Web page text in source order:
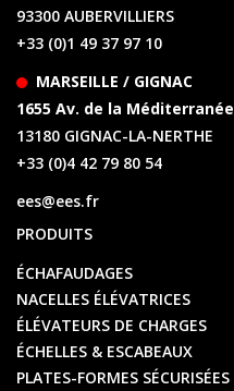
93300 AUBERVILLIERS
+33 (0)1 49 37 97 10
MARSEILLE / GIGNAC
1655 Av. de la Méditerranée
13180 GIGNAC-LA-NERTHE
+33 (0)4 42 79 80 54
ees@ees.fr
PRODUITS
ÉCHAFAUDAGES
NACELLES ÉLÉVATRICES
ÉLÉVATEURS DE CHARGES
ÉCHELLES & ESCABEAUX
PLATES-FORMES SÉCURISÉES